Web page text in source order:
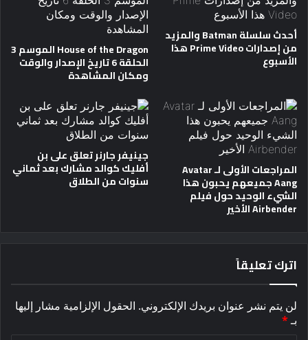
أحدث سلسلة Batman والمزيد
من إصدارات Prime Video هذا
الأسبوع
House of the Dragon الموسم 3
الحلقة 6 تاريخ الإصدار والوقت
ومكان المشاهدة
المراجعات الأولى لـ Avatar
Aang جميعهم يحبون هذا
الشيء الوحيد حول فيلم
Airbender الأخير
جينيفر جارنر تعلق على بن
أفليك كوالد مشارك بعد ثماني
سنوات من الطلاق
اترك تعليقاً
لن يتم نشر عنوان بريدك الإلكتروني. الحقول الإلزامية مشار إليها
بـ*